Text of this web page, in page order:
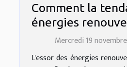
Comment la
énergies
influence le
immobilier ?
Mercredi 19
L'essor des énergies